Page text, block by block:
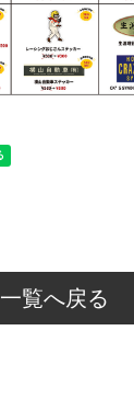
一覧へ戻る